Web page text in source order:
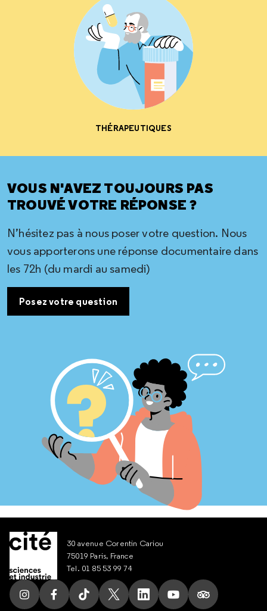
THÉRAPEUTIQUES
VOUS N'AVEZ TOUJOURS PAS
TROUVÉ VOTRE RÉPONSE ?
N’hésitez pas à nous poser votre question. Nous
vous apporterons une réponse documentaire dans
les 72h (du mardi au samedi)
Posez votre question
30 avenue Corentin Cariou
75019 Paris, France
Tel. 01 85 53 99 74
Suivez nous sur Instagram
Suivez nous sur Facebook
Suivez nous sur Tik Tok
Suivez nous sur X
Suivez nous sur LinkedIn
Suivez nous sur
Suivez nous